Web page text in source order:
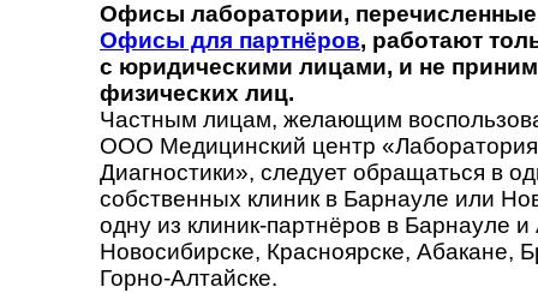
Офисы лаборатории, перечисленные
Офисы для партнёров, работают
с юридическими лицами, и не
физических лиц.
Частным лицам, желающим
ООО Медицинский центр
Диагностики», следует обращаться в
собственных клиник в Барнауле или
одну из клиник-партнёров в Барнауле
Новосибирске, Красноярске, Абакане,
Горно-Алтайске.